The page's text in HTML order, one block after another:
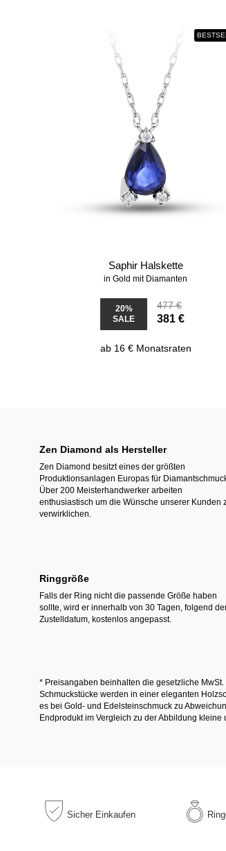
Saphir Halskette
in Gold mit Diamanten
20%
SALE
477 €
381 €
ab 16 € Monatsraten
Zen Diamond als Hersteller
Zen Diamond besitzt eines der größten
Produktionsanlagen Europas für
Über 200 Meisterhandwerker arbeiten
enthusiastisch um die Wünsche unserer Kunden
verwirklichen.
Ringgröße
Falls der Ring nicht die passende Größe haben
sollte, wird er innerhalb von 30 Tagen, folgend
Zustelldatum, kostenlos angepasst.
* Preisangaben beinhalten die gesetzliche
Schmuckstücke werden in einer eleganten
es bei Gold- und Edelsteinschmuck zu
Endprodukt im Vergleich zu der Abbildung
Sicher Einkaufen